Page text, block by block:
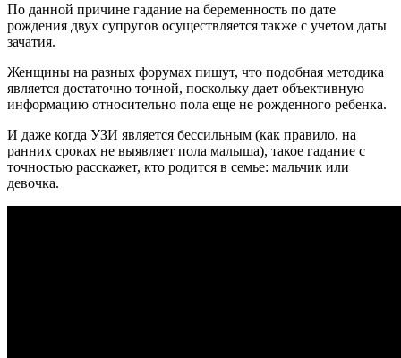
По данной причине гадание на беременность по дате
рождения двух супругов осуществляется также с учетом даты
зачатия.
Женщины на разных форумах пишут, что подобная методика
является достаточно точной, поскольку дает объективную
информацию относительно пола еще не рожденного ребенка.
И даже когда УЗИ является бессильным (как правило, на
ранних сроках не выявляет пола малыша), такое гадание с
точностью расскажет, кто родится в семье: мальчик или
девочка.